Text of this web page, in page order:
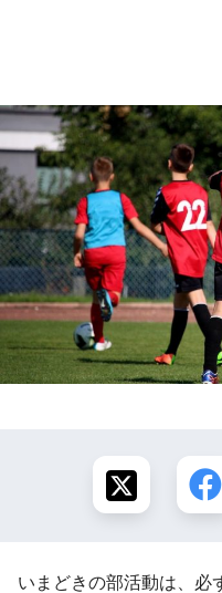
いまどきの部活動は、必